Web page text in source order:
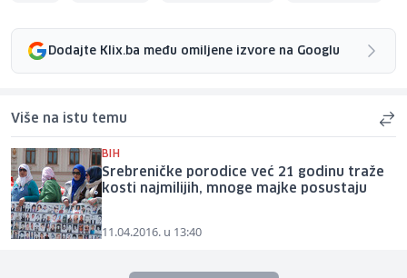
Dodajte Klix.ba među omiljene izvore na Googlu
Više na istu temu
BIH
Srebreničke porodice već 21 godinu traže
kosti najmilijih, mnoge majke posustaju
11.04.2016. u 13:40